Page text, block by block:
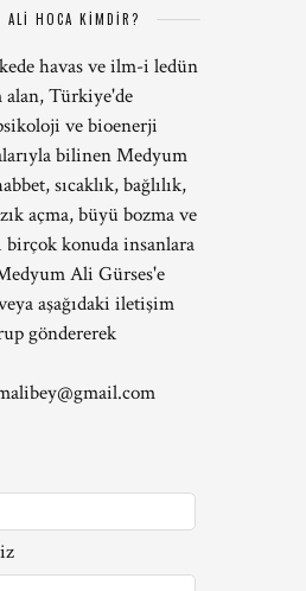
ALİ HOCA KİMDİR?
havas ve ilm-i ledün
alan, Türkiye'de
ve bioenerji
bilinen Medyum
sıcaklık, bağlılık,
açma, büyü bozma ve
birçok konuda insanlara
Ali Gürses'e
aşağıdaki iletişim
göndererek